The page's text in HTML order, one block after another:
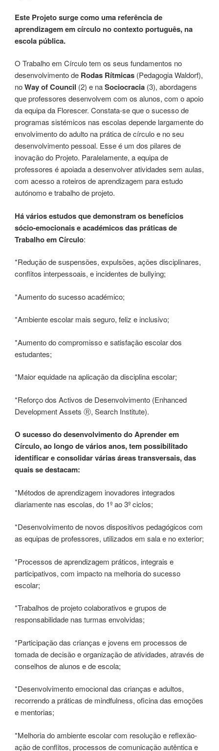
Este Projeto surge como uma referência de
aprendizagem em círculo no contexto português, na
escola pública.
O Trabalho em Círculo tem os seus fundamentos no
desenvolvimento de Rodas Rítmicas (Pedagogia Waldorf),
noWay of Council (2) e naSociocracia (3), abordagens
que professores desenvolvem com os alunos, com o apoio
da equipa da Florescer. Constata-se que o sucesso de
programas sistémicos nas escolas depende largamente do
envolvimento do adulto na prática de círculo e no seu
desenvolvimento pessoal. Esse é um dos pilares de
inovação do Projeto. Paralelamente, a equipa de
professores é apoiada a desenvolver atividades sem aulas,
com acesso a roteiros de aprendizagem para estudo
autónomo e trabalho de projeto.
Há váriosestudos que demonstram os benefícios
sócio-emocionais e académicos das práticas de
Trabalho em Círculo:
*Redução de suspensões, expulsões, ações disciplinares,
conflitos interpessoais, e incidentes de bullying;
*Aumento do sucesso académico;
*Ambiente escolar mais seguro, feliz e inclusivo;
*Aumento do compromisso e satisfação escolar dos
estudantes;
*Maior equidade na aplicação da disciplina escolar;
*Reforço dos Activos de Desenvolvimento (Enhanced
Development Assets Ⓡ, Search Institute).
O sucesso do desenvolvimento do Aprender em
Círculo, ao longo de vários anos, tem possibilitado
identificar e consolidar várias áreas transversais, das
quais se destacam:
*Métodos de aprendizagem inovadores integrados
diariamente nas escolas, do 1º ao 3º ciclos;
*Desenvolvimento de novos dispositivos pedagógicos com
as equipas de professores, utilizados em sala e no exterior;
*Processos de aprendizagem práticos, integrais e
participativos, com impacto na melhoria do sucesso
escolar;
*Trabalhos de projeto colaborativos e grupos de
responsabilidade nas turmas envolvidas;
*Participação das crianças e jovens em processos de
tomada de decisão e organização de atividades, através de
conselhos de alunos e de escola;
*Desenvolvimento emocional das crianças e adultos,
recorrendo a práticas de mindfulness, oficina das emoções
e mentorias;
*Melhoria do ambiente escolar com resolução e reflexão-
ação de conflitos, processos de comunicação autêntica e